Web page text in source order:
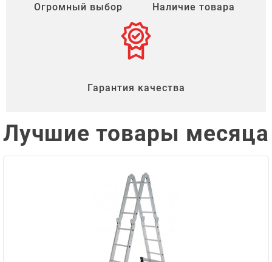
Огромный выбор Наличие товара
Гарантия качества
Лучшие товары месяца